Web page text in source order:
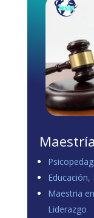
Maestria
Liderazgo